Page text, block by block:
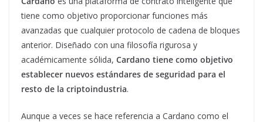
tiene como objetivo proporcionar funciones más
avanzadas que cualquier protocolo de cadena de bloques
anterior. Diseñado con una filosofía rigurosa y
académicamente sólida, Cardano tiene como objetivo
establecer nuevos estándares de seguridad para el
resto de la criptoindustria.
Aunque a veces se hace referencia a Cardano como el